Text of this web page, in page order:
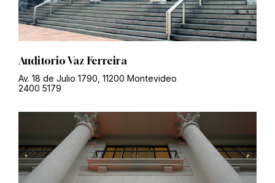
Auditorio Vaz Ferreira
Av. 18 de Julio 1790, 11200 Montevideo
2400 5179